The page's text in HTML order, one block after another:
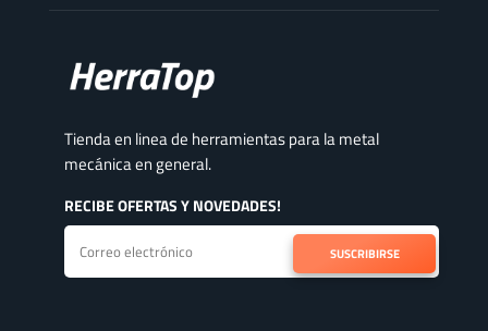
Tienda en linea de herramientas para la metal
mecánica en general.
RECIBE OFERTAS Y NOVEDADES!
SUSCRIBIRSE